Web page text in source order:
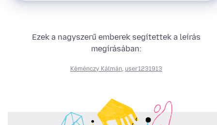
Ezek a nagyszerű emberek segítettek a leírás
megírásában:
Kéménczy Kálmán user1231913